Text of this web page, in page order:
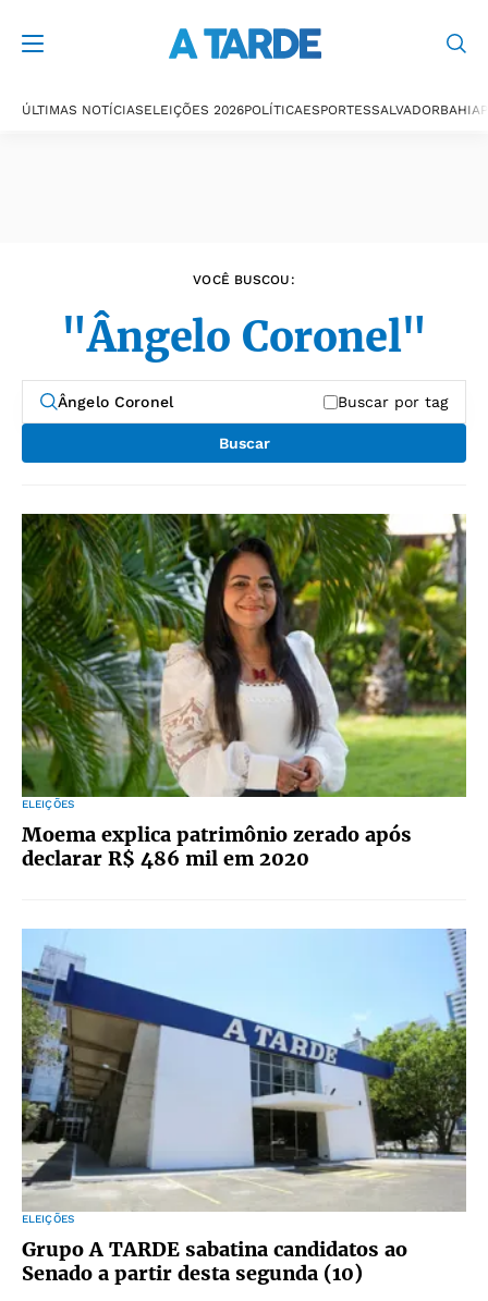
ÚLTIMAS NOTÍCIASELEIÇÕES 2026POLÍTICAESPORTESSALVADORBAHIA
VOCÊ BUSCOU:
"Ângelo Coronel"
Buscar por tag
Buscar
ELEIÇÕES
Moema explica patrimônio zerado após
declarar R$ 486 mil em 2020
ELEIÇÕES
Grupo A TARDE sabatina candidatos ao
Senado a partir desta segunda (10)